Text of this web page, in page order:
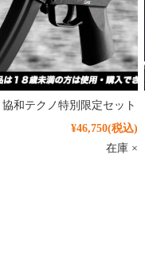
和テクノ特別限定セット
¥46,750(税込)
在庫 ×